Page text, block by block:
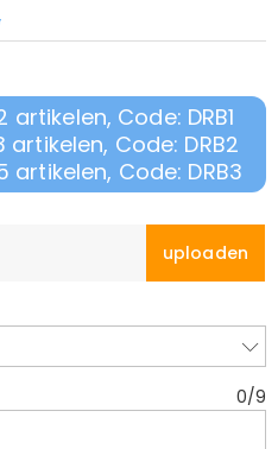
artikelen, Code: DRB1
artikelen, Code: DRB2
artikelen, Code: DRB3
uploaden
0/9